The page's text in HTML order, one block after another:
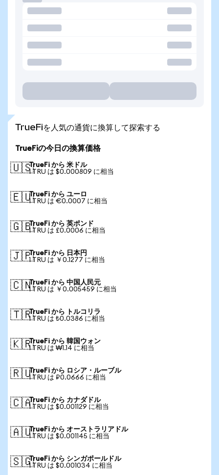
TrueFiを人気の通貨に換算して探索する
TrueFiの今日の換算価格
🇺🇸TrueFi から 米ドル
1 TRU は $0.000809 に相当
🇪🇺TrueFi から ユーロ
1 TRU は €0.0007 に相当
🇬🇧TrueFi から 英ポンド
1 TRU は £0.0006 に相当
🇯🇵TrueFi から 日本円
1 TRU は ￥0.1277 に相当
🇨🇳TrueFi から 中国人民元
1 TRU は ￥0.005459 に相当
🇹🇷TrueFi から トルコリラ
1 TRU は ₺0.0386 に相当
🇰🇷TrueFi から 韓国ウォン
1 TRU は ₩1.14 に相当
🇷🇺TrueFi から ロシア・ルーブル
1 TRU は ₽0.0666 に相当
🇨🇦TrueFi から カナダドル
1 TRU は $0.001129 に相当
🇦🇺TrueFi から オーストラリアドル
1 TRU は $0.001145 に相当
🇸🇬TrueFi から シンガポールドル
1 TRU は $0.001034 に相当